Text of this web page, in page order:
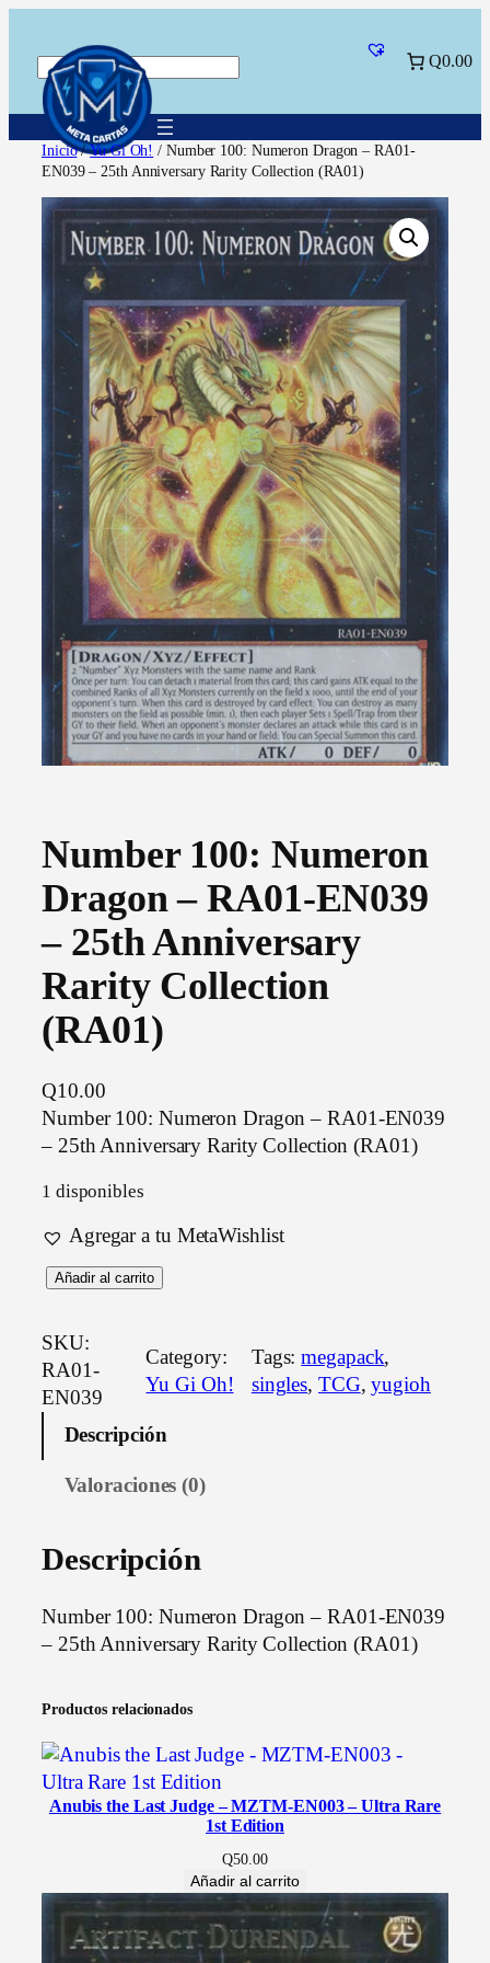
contenido
Buscar Q0.00
Inicio/Yu Gi Oh! / Number 100: Numeron Dragon – RA01-
EN039 – 25th Anniversary Rarity Collection (RA01)
Number 100: Numeron
Dragon – RA01-EN039
– 25th Anniversary
Rarity Collection
(RA01)
Q10.00
Number 100: Numeron Dragon – RA01-EN039
– 25th Anniversary Rarity Collection (RA01)
1 disponibles
Agregar a tu MetaWishlist
N
m
b
e
r
N
m
n
D
r
–
Añadir al carrito
SKU:
RA01-
EN039
Category:
Yu Gi Oh!
Tags:megapack
singles, TCG, yugioh
Descripción
Valoraciones (0)
Descripción
Number 100: Numeron Dragon – RA01-EN039
– 25th Anniversary Rarity Collection (RA01)
Productos relacionados
Anubis the Last Judge – MZTM-EN003 – Ultra Rare
1st Edition
Q50.00
Añadir al carrito